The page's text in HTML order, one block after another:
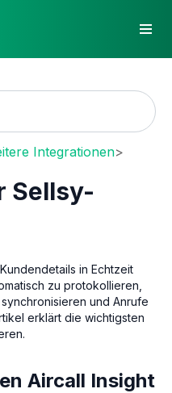
Integrationen>
Sellsy-
in Echtzeit
zu protokollieren,
und Anrufe
erklärt die wichtigsten
Aircall Insight